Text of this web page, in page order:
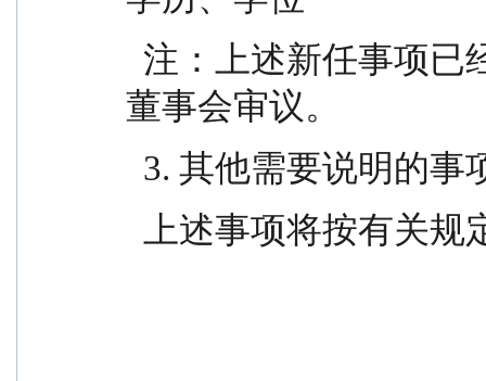
董事会审议。
3. 其他需要说明的事
上述事项将按有关